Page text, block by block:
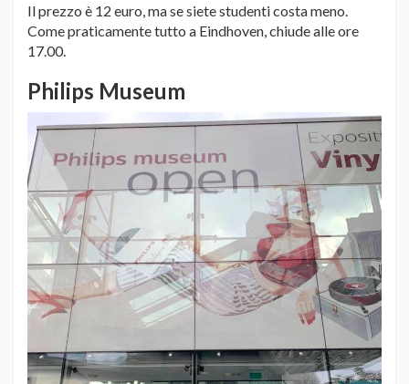
Il prezzo è 12 euro, ma se siete studenti costa meno.
Come praticamente tutto a Eindhoven, chiude alle ore
17.00.
Philips Museum